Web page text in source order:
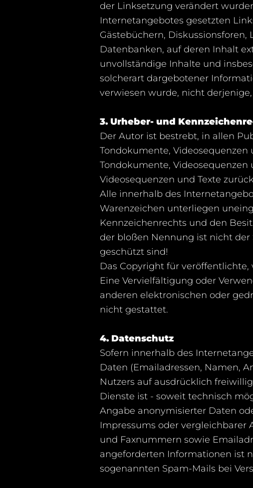
der Linksetzung verändert
Internetangebotes gesetzten
Gästebüchern,
Datenbanken, auf deren Inhalt
unvollständige Inhalte und
solcherart dargebotener
verwiesen wurde, nicht
3. Urheber- und
Der Autor ist bestrebt, in allen
Tondokumente, Videosequenzen
Tondokumente, Videosequenzen
Videosequenzen und Texte
Alle innerhalb des
Warenzeichen unterliegen
Kennzeichenrechts und den
der bloßen Nennung ist nicht der
geschützt sind!
Das Copyright für
Eine Vervielfältigung oder
anderen elektronischen oder
nicht gestattet.
4. Datenschutz
Sofern innerhalb des
Daten (Emailadressen, Namen,
Nutzers auf ausdrücklich
Dienste ist - soweit technisch
Angabe anonymisierter Daten
Impressums oder vergleichbarer
und Faxnummern sowie
angeforderten Informationen ist
sogenannten Spam-Mails bei